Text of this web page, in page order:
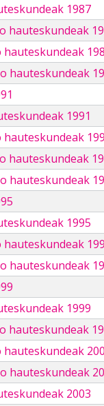
1987
hauteskundeak
hauteskundeak
1991
hauteskundeak
hauteskundeak
1995
hauteskundeak
1999
hauteskundeak
hauteskundeak
2003